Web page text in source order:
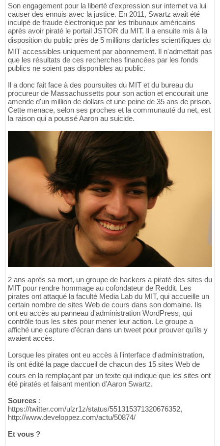
Son engagement pour la liberté d'expression sur internet va lui
causer des ennuis avec la justice. En 2011, Swartz avait été
inculpé de fraude électronique par les tribunaux américains
après avoir piraté le portail JSTOR du MIT. Il a ensuite mis à la
disposition du public près de 5 millions darticles scientifiques du
MIT accessibles uniquement par abonnement. Il n'admettait pas
que les résultats de ces recherches financées par les fonds
publics ne soient pas disponibles au public.
Il a donc fait face à des poursuites du MIT et du bureau du
procureur de Massachussetts pour son action et encourait une
amende d'un million de dollars et une peine de 35 ans de prison.
Cette menace, selon ses proches et la communauté du net, est
la raison qui a poussé Aaron au suicide.
2 ans après sa mort, un groupe de hackers a piraté des sites du
MIT pour rendre hommage au cofondateur de Reddit. Les
pirates ont attaqué la faculté Media Lab du MIT, qui accueille un
certain nombre de sites Web de cours dans son domaine. Ils
ont eu accès au panneau d'administration WordPress, qui
contrôle tous les sites pour mener leur action. Le groupe a
affiché une capture d'écran dans un tweet pour prouver qu'ils y
avaient accès.
Lorsque les pirates ont eu accès à l'interface d'administration,
ils ont édité la page daccueil de chacun des 15 sites Web de
cours en la remplaçant par un texte qui indique que les sites ont
été piratés et faisant mention d'Aaron Swartz.
Sources :
https://twitter.com/ulzr1z/status/551315371320676352,
http://www.developpez.com/actu/50874/
Et vous ?